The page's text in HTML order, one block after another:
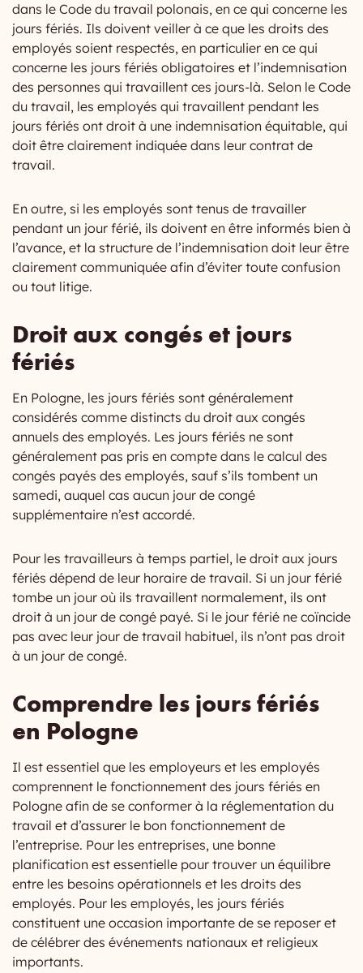
dans le Code du travail polonais, en ce qui concerne les
jours fériés. Ils doivent veiller à ce que les droits des
employés soient respectés, en particulier en ce qui
concerne les jours fériés obligatoires et l’indemnisation
des personnes qui travaillent ces jours-là. Selon le Code
du travail, les employés qui travaillent pendant les
jours fériés ont droit à une indemnisation équitable, qui
doit être clairement indiquée dans leur contrat de
travail.
En outre, si les employés sont tenus de travailler
pendant un jour férié, ils doivent en être informés bien à
l’avance, et la structure de l’indemnisation doit leur être
clairement communiquée afin d’éviter toute confusion
ou tout litige.
Droit aux congés et jours
fériés
En Pologne, les jours fériés sont généralement
considérés comme distincts du droit aux congés
annuels des employés. Les jours fériés ne sont
généralement pas pris en compte dans le calcul des
congés payés des employés, sauf s’ils tombent un
samedi, auquel cas aucun jour de congé
supplémentaire n’est accordé.
Pour les travailleurs à temps partiel, le droit aux jours
fériés dépend de leur horaire de travail. Si un jour férié
tombe un jour où ils travaillent normalement, ils ont
droit à un jour de congé payé. Si le jour férié ne coïncide
pas avec leur jour de travail habituel, ils n’ont pas droit
à un jour de congé.
Comprendre les jours fériés
en Pologne
Il est essentiel que les employeurs et les employés
comprennent le fonctionnement des jours fériés en
Pologne afin de se conformer à la réglementation du
travail et d’assurer le bon fonctionnement de
l’entreprise. Pour les entreprises, une bonne
planification est essentielle pour trouver un équilibre
entre les besoins opérationnels et les droits des
employés. Pour les employés, les jours fériés
constituent une occasion importante de se reposer et
de célébrer des événements nationaux et religieux
importants.